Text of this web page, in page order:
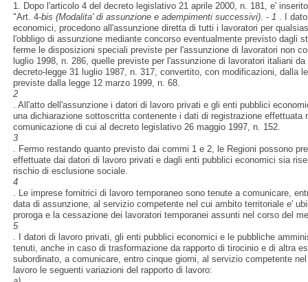
1. Dopo l'articolo 4 del decreto legislativo 21 aprile 2000, n. 181, e'
"Art. 4-bis (Modalita' di assunzione e adempimenti successivi). - 1 . I
economici, procedono all'assunzione diretta di tutti i lavoratori per
l'obbligo di assunzione mediante concorso eventualmente previsto dagli
ferme le disposizioni speciali previste per l'assunzione di lavoratori non
luglio 1998, n. 286, quelle previste per l'assunzione di lavoratori italiani
decreto-legge 31 luglio 1987, n. 317, convertito, con modificazioni, dalla
previste dalla legge 12 marzo 1999, n. 68.
2
. All'atto dell'assunzione i datori di lavoro privati e gli enti pubblici
una dichiarazione sottoscritta contenente i dati di registrazione effettuata
comunicazione di cui al decreto legislativo 26 maggio 1997, n. 152.
3
. Fermo restando quanto previsto dai commi 1 e 2, le Regioni possono
effettuate dai datori di lavoro privati e dagli enti pubblici economici sia
rischio di esclusione sociale.
4
. Le imprese fornitrici di lavoro temporaneo sono tenute a comunicare,
data di assunzione, al servizio competente nel cui ambito territoriale e'
proroga e la cessazione dei lavoratori temporanei assunti nel corso del
5
. I datori di lavoro privati, gli enti pubblici economici e le pubbliche
tenuti, anche in caso di trasformazione da rapporto di tirocinio e di altra
subordinato, a comunicare, entro cinque giorni, al servizio competente
lavoro le seguenti variazioni del rapporto di lavoro: